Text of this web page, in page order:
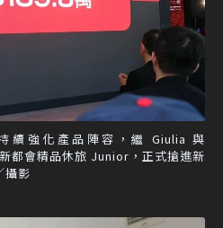
續強化產品陣容，繼 Giulia 與
都會精品休旅 Junior，正式搶進新
攝影